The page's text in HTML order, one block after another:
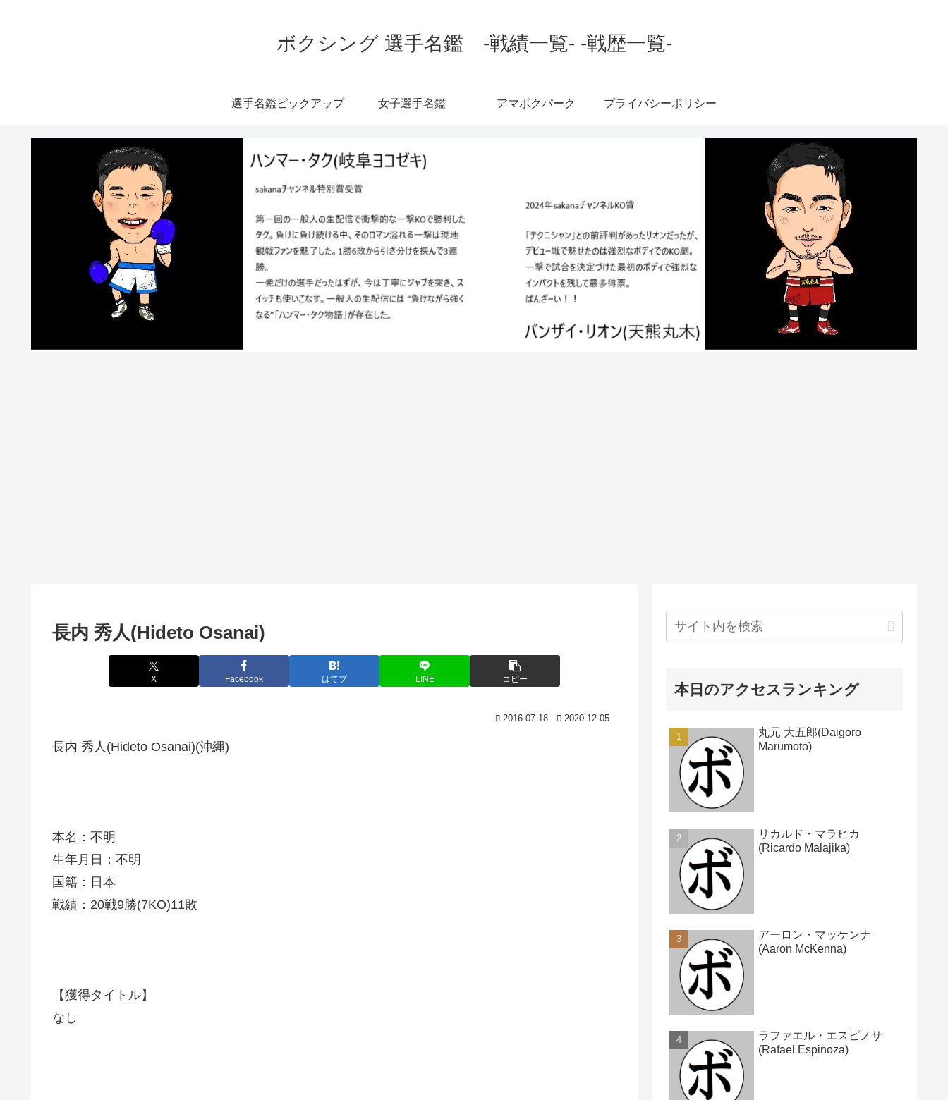
ボクシング 選手名鑑 -戦績一覧- -戦歴一覧-
選手名鑑ピックアップ 女子選手名鑑 アマボクパーク プライバシーポリシー
長内 秀人(Hideto Osanai)
X Facebook はてブ LINE コピー
2016.07.18 2020.12.05
長内 秀人(Hideto Osanai)(沖縄)
本名：不明
生年月日：不明
国籍：日本
戦績：20戦9勝(7KO)11敗
【獲得タイトル】
なし
本日のアクセスランキング
丸元 大五郎(Daigoro
Marumoto)
リカルド・マラヒカ
(Ricardo Malajika)
アーロン・マッケンナ
(Aaron McKenna)
ラファエル・エスピノサ
(Rafael Espinoza)